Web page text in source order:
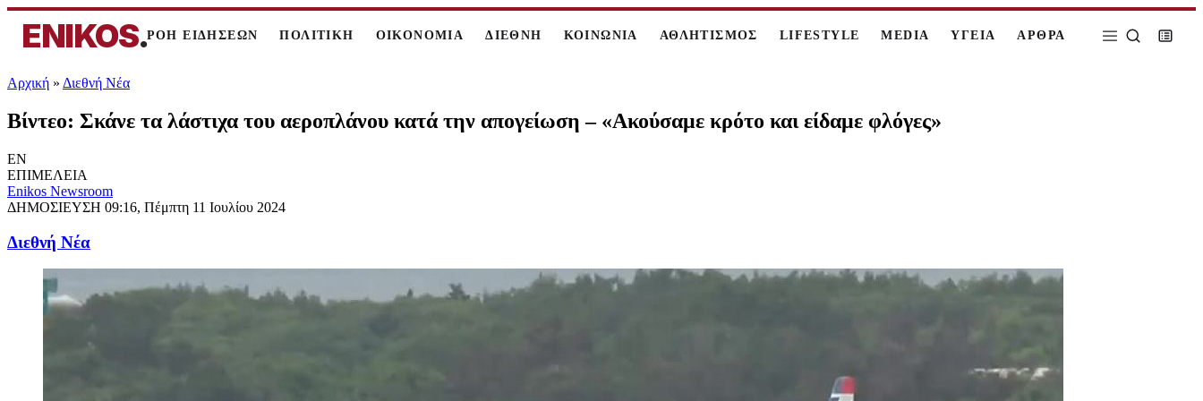
ENIKOS.ΡΟΗ ΕΙΔΗΣΕΩΝ ΠΟΛΙΤΙΚΗ ΟΙΚΟΝΟΜΙΑ ΔΙΕΘΝΗ ΚΟΙΝΩΝΙΑ ΑΘΛΗΤΙΣΜΟΣ LIFESTYLE MEDIA ΥΓΕΙΑ ΑΡΘΡΑ
Αρχική » Διεθνή Νέα
Βίντεο: Σκάνε τα λάστιχα του αεροπλάνου κατά την απογείωση – «Ακούσαμε κρότο και είδαμε φλόγες»
EN
ΕΠΙΜΕΛΕΙΑ
Enikos Newsroom
ΔΗΜΟΣΙΕΥΣΗ 09:16, Πέμπτη 11 Ιουλίου 2024
Διεθνή Νέα